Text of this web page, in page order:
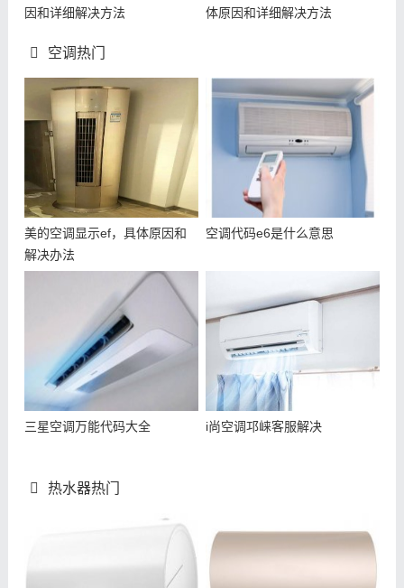
因和详细解决方法 体原因和详细解决方法
空调热门
美的空调显示ef，具体原因和
解决办法
空调代码e6是什么意思
三星空调万能代码大全 i尚空调邛崃客服解决
热水器热门